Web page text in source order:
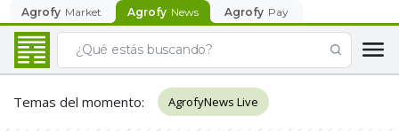
Agrofy Market Agrofy News Agrofy Pay
Temas del momento: AgrofyNews Live